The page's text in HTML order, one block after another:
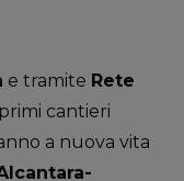
e tramite Rete
cantieri
a nuova vita